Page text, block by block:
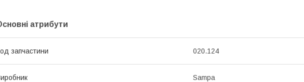
атрибути
запчастини 020.124
Sampa